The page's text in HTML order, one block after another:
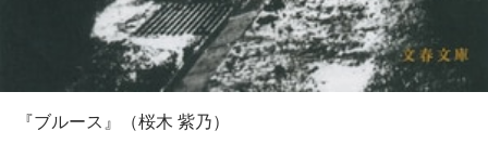
『ブルース』（桜木 紫乃）